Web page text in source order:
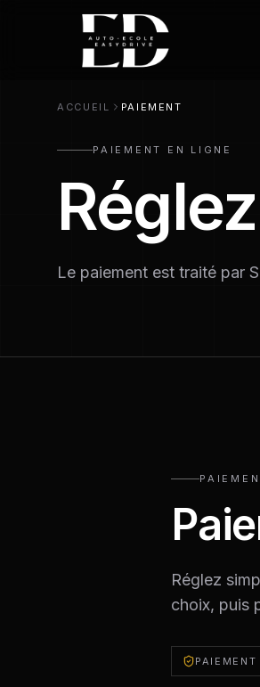
ACCUEIL PAIEMENT
PAIEMENT EN LIGNE
Le paiement est traité par
Réglez
choix, puis
PAIEMENT